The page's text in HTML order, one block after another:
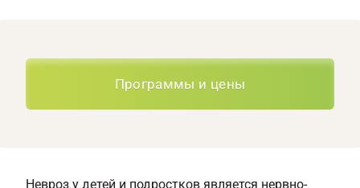
Программы и цены
Невроз у детей и подростков является нервно-